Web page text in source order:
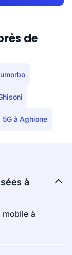
de
5G à Aghione
à
mobile à